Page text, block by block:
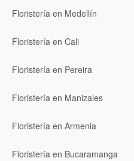
Floristería en Medellín
Floristería en Cali
Floristería en Pereira
Floristería en Manizales
Floristería en Armenia
Floristería en Bucaramanga